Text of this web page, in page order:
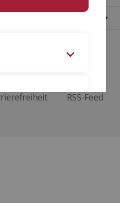
RSS-Feed